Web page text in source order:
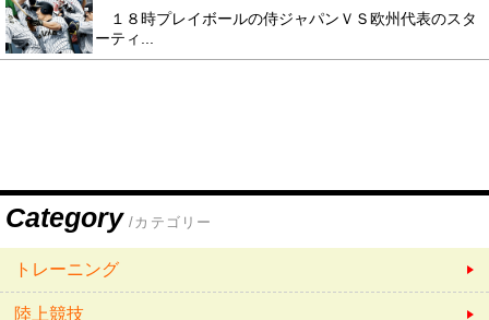
１８時プレイボールの侍ジャパンＶＳ欧州代表のスタ
ーティ...
Category /カテゴリー
トレーニング
陸上競技